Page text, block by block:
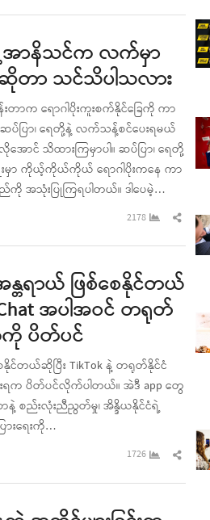
post
ာနိသင်က လက်မှာ
ာ သင်သိပါသလား
က ရောဂါပိုးကူးစက်နိုင်ခြေကို ကာ
ပြာ၊ ရေတို့နဲ့ လက်သန့်စင်ပေးရမယ်
ောင် သိထားကြမှာပါ။ ဆပ်ပြာ၊ ရေတို့
းမှာ ကိုယ့်ကိုယ်ကိုယ် ရောဂါပိုးကနေ ကာ
သုံးပြုကြရပါတယ်။ ဒါပေမဲ့…
2178
Share
this
post
ရာယ် ဖြစ်စေနိုင်တယ်
အပါအဝင် တရုတ်
ကို ပိတ်ပင်
င်တယ်ဆိုပြီး TikTok နဲ့ တရုတ်နိုင်ငံ
ရက ပိတ်ပင်လိုက်ပါတယ်။ အဲဒီ app တွေ
နဲ့ စည်းလုံးညီညွတ်မှု၊ အိန္ဒိယနိုင်ငံရဲ့
ားရေးကို…
1726
Share
this
post